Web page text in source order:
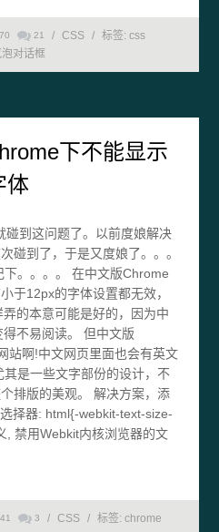
21 / CSS / 标签:css
泡对话框
下不能显示
体
到这问题了。以前度娘解决
碰到了，于是又度娘了。。。
。。。。 在中文版Chrome
于12px的字体设置都无效，
的本意可能是好的，因为中
不易阅读。 但中文版
站啊!中文网页里面也会有英文
是一些文字部份的设计，不
排版的美观。 解决方案，添
择器: html{-webkit-text-size-
, 禁用Webkit内核浏览器的文
3 / CSS / 标签:chrome